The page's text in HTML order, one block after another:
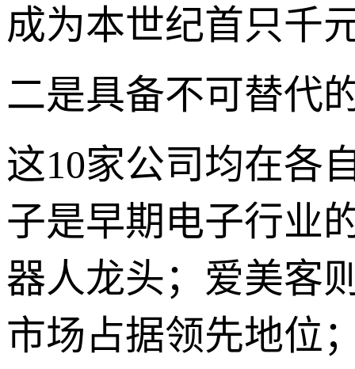
成为本世纪首只千
二是具备不可替代
这10家公司均在各
子是早期电子行业
器人龙头；爱美客
市场占据领先地位